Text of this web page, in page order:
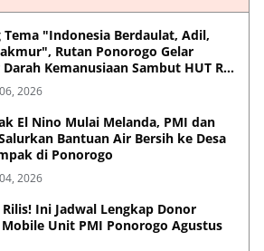
Tema "Indonesia Berdaulat, Adil,
Rutan Ponorogo Gelar
Kemanusiaan Sambut HUT RI
2026
El Nino Mulai Melanda, PMI dan
Bantuan Air Bersih ke Desa
di Ponorogo
2026
Rilis! Ini Jadwal Lengkap Donor
Mobile Unit PMI Ponorogo Agustus